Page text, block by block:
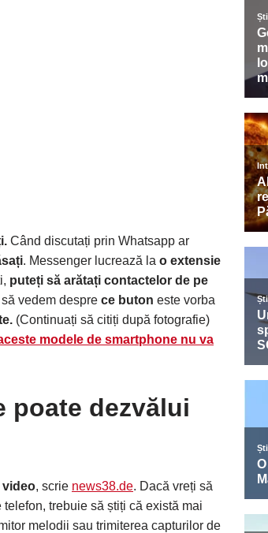
Când discutați prin Whatsapp ar
. Messenger lucrează la o extensie
puteți să arătați contactelor de pe
vedem despre ce buton este vorba
(Continuați să citiți după fotografie)
modele de smartphone nu va
poate dezvălui
video, scrie news38.de. Dacă vreți să
trebuie să știți că există mai
melodii sau trimiterea capturilor de